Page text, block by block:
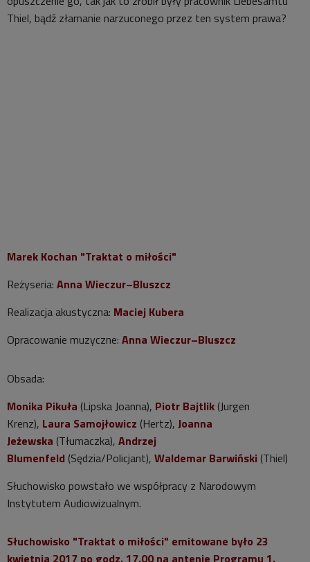
Thiel, bądź złamanie narzuconego przez ten system prawa?
Marek Kochan "Traktat o miłości"
Reżyseria: Anna Wieczur–Bluszcz
Realizacja akustyczna: Maciej Kubera
Opracowanie muzyczne: Anna Wieczur–Bluszcz
Obsada:
Monika Pikuła (Lipska Joanna), Piotr Bajtlik (Jurgen
Krenz), Laura Samojłowicz (Hertz), Joanna
Jeżewska (Tłumaczka), Andrzej
Blumenfeld (Sędzia/Policjant), Waldemar Barwiński (Thiel)
Słuchowisko powstało we współpracy z Narodowym
Instytutem Audiowizualnym.
Słuchowisko "Traktat o miłości" emitowane było 23